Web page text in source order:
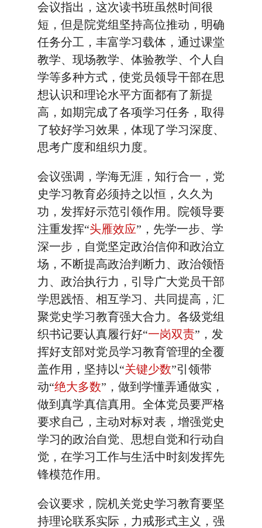
会议指出，这次读书班虽然时间很
短，但是院党组坚持高位推动，明确
任务分工，丰富学习载体，通过课堂
教学、现场教学、体验教学、个人自
学等多种方式，使党员领导干部在思
想认识和理论水平方面都有了新提
高，如期完成了各项学习任务，取得
了较好学习效果，体现了学习深度、
思考广度和组织力度。
会议强调，学海无涯，知行合一，党
史学习教育必须持之以恒，久久为
功，发挥好示范引领作用。院领导要
注重发挥“头雁效应”，先学一步、学
深一步，自觉坚定政治信仰和政治立
场，不断提高政治判断力、政治领悟
力、政治执行力，引导广大党员干部
学思践悟、相互学习、共同提高，汇
聚党史学习教育强大合力。各级党组
织书记要认真履行好“一岗双责”，发
挥好支部对党员学习教育管理的全覆
盖作用，坚持以“关键少数”引领带
动“绝大多数”，做到学懂弄通做实，
做到真学真信真用。全体党员要严格
要求自己，主动对标对表，增强党史
学习的政治自觉、思想自觉和行动自
觉，在学习工作与生活中时刻发挥先
锋模范作用。
会议要求，院机关党史学习教育要坚
持理论联系实际，力戒形式主义，强